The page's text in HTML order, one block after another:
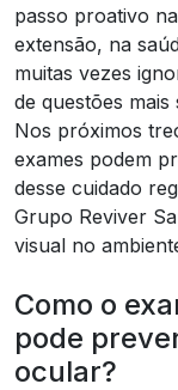
passo proativo
extensão, na
muitas vezes
de questões
Nos próximos
exames podem
desse cuidado
Grupo Reviver
visual no
Como o
pode
ocular?